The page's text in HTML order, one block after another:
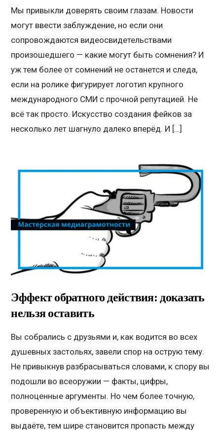
Мы привыкли доверять своим глазам. Новости
могут ввести заблуждение, но если они
сопровождаются видеосвидетельствами
произошедшего — какие могут быть сомнения? И
уж тем более от сомнений не останется и следа,
если на ролике фигурирует логотип крупного
международного СМИ с прочной репутацией. Не
всё так просто. Искусство создания фейков за
несколько лет шагнуло далеко вперёд. И […]
Эффект обратного действия: доказать
нельзя оставить
Вы собрались с друзьями и, как водится во всех
душевных застольях, завели спор на острую тему.
Не привыкнув разбрасываться словами, к спору вы
подошли во всеоружии — факты, цифры,
полноценные аргументы. Но чем более точную,
проверенную и объективную информацию вы
выдаёте, тем шире становится пропасть между